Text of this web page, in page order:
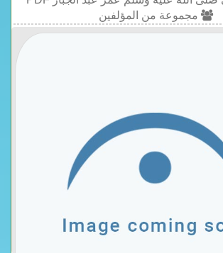
مجموعة من المؤلفين